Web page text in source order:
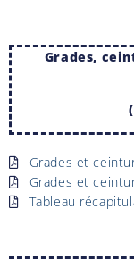
Grades,
Grades et
Grades et
Tableau